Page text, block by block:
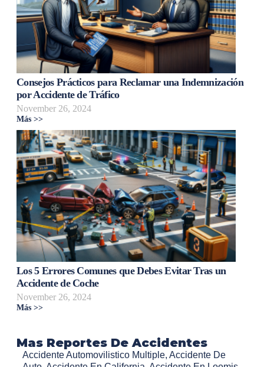
Consejos Prácticos para Reclamar una Indemnización
por Accidente de Tráfico
November 26, 2024
Más >>
Los 5 Errores Comunes que Debes Evitar Tras un
Accidente de Coche
November 26, 2024
Más >>
Mas Reportes De Accidentes
Accidente Automovilistico Multiple, Accidente De